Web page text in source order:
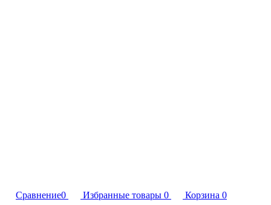
Сравнение0 Избранные товары 0 Корзина 0